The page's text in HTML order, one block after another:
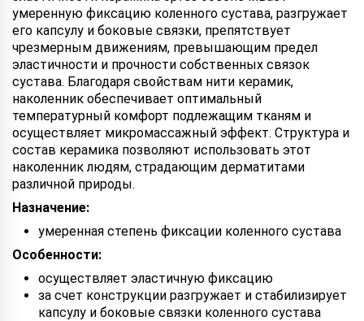
умеренную фиксацию коленного сустава, разгружает
его капсулу и боковые связки, препятствует
чрезмерным движениям, превышающим предел
эластичности и прочности собственных связок
сустава. Благодаря свойствам нити керамик,
наколенник обеспечивает оптимальный
температурный комфорт подлежащим тканям и
осуществляет микромассажный эффект. Структура и
состав керамика позволяют использовать этот
наколенник людям, страдающим дерматитами
различной природы.
Назначение:
умеренная степень фиксации коленного сустава
Особенности:
осуществляет эластичную фиксацию
за счет конструкции разгружает и стабилизирует
капсулу и боковые связки коленного сустава